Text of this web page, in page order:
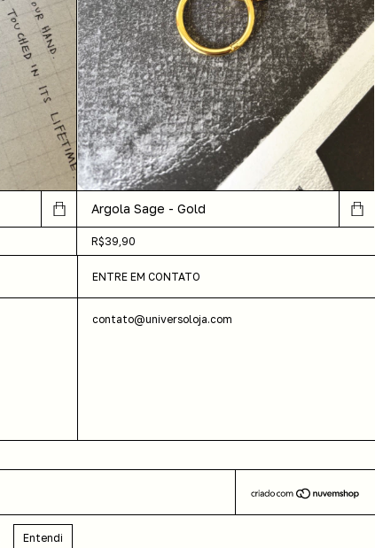
Entendi
Argola Sage - Gold
R$39,90
ENTRE EM CONTATO
contato@universoloja.com